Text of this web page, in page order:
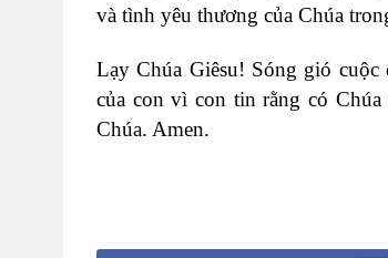
và tình yêu thương của Chúa
Lạy Chúa Giêsu! Sóng gió
của con vì con tin rằng có
Chúa. Amen.